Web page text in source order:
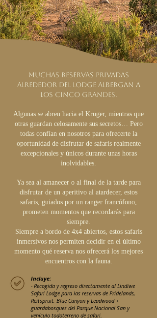
Muchas reservas privadas
alrededor del lodge albergan a
los Cinco Grandes.
Algunas se abren hacia el Kruger, mientras que
otras guardan celosamente sus secretos… Pero
todas confían en nosotros para ofrecerte la
oportunidad de disfrutar de safaris realmente
excepcionales y únicos durante unas horas
inolvidables.
Ya sea al amanecer o al final de la tarde para
disfrutar de un aperitivo al atardecer, estos
safaris, guiados por un ranger francófono,
prometen momentos que recordarás para
siempre.
Siempre a bordo de 4x4 abiertos, estos safaris
inmersivos nos permiten decidir en el último
momento qué reserva nos ofrecerá los mejores
encuentros con la fauna.
Incluye:
- Recogida y regreso directamente al Lindiwe
Safari Lodge para las reservas de Pridelands,
Reitspruit, Blue Canyon y Leadwood +
guardabosques del Parque Nacional San y
vehículo todoterreno de safari.